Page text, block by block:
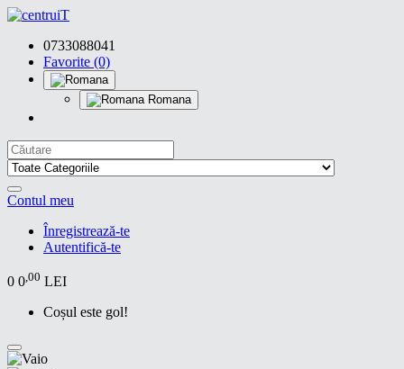
0733088041
Favorite (0)
Romana
Contul meu
Înregistrează-te
Autentifică-te
0 0,00 LEI
Coșul este gol!